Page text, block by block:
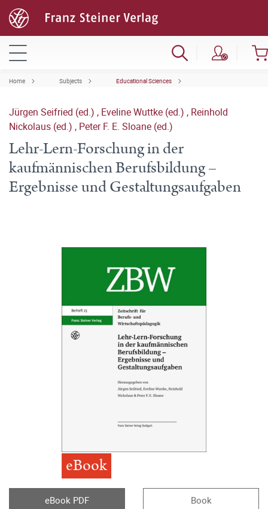
Home Subjects Educational Sciences
Jürgen Seifried (ed.) , Eveline Wuttke (ed.) , Reinhold
Nickolaus (ed.) , Peter F. E. Sloane (ed.)
Lehr-Lern-Forschung in der
kaufmännischen Berufsbildung –
Ergebnisse und Gestaltungsaufgaben
eBook
eBook PDF Book